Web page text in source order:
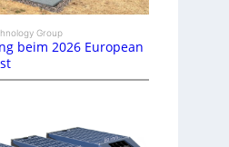
Group
beim 2026 European